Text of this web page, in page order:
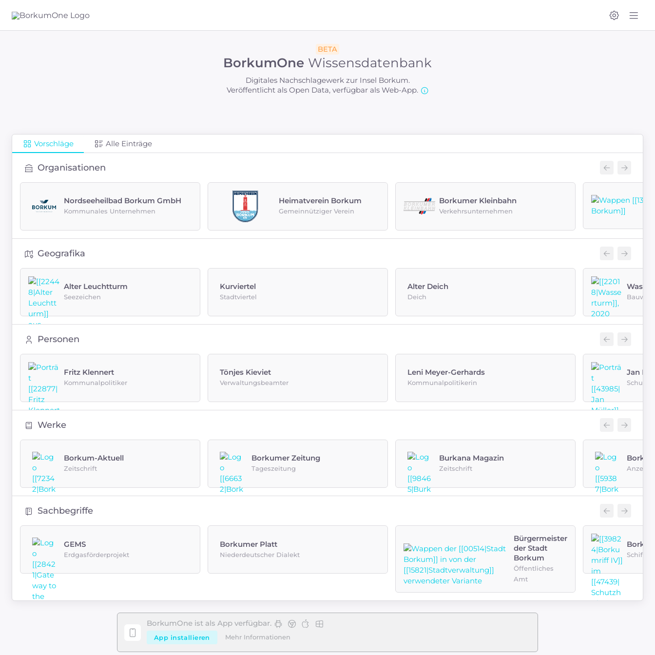
BETA
BorkumOne Wissensdatenbank
Digitales Nachschlagewerk zur Insel Borkum.
Veröffentlicht als Open Data, verfügbar als Web-App.
Vorschläge Alle Einträge
Organisationen
Nordseeheilbad Borkum GmbH
Kommunales Unternehmen
Heimatverein Borkum
Gemeinnütziger Verein
Borkumer Kleinbahn
Verkehrsunternehmen
Geografika
Alter Leuchtturm
Seezeichen
Kurviertel
Stadtviertel
Alter Deich
Deich
Personen
Fritz Klennert
Kommunalpolitiker
Tönjes Kieviet
Verwaltungsbeamter
Leni Meyer-Gerhards
Kommunalpolitikerin
Jan
Werke
Borkum-Aktuell
Zeitschrift
Borkumer Zeitung
Tageszeitung
Burkana Magazin
Zeitschrift
Sachbegriffe
GEMS
Erdgasförderprojekt
Borkumer Platt
Niederdeutscher Dialekt
Bürgermeister
der Stadt
Borkum
Öffentliches
Amt
Schiff
BorkumOne ist als App verfügbar.
App installieren Mehr Informationen